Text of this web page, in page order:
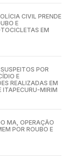
CIVIL PRENDE
E
EM
POR
E
REALIZADAS EM
ITAPECURU-MIRIM
MA, OPERAÇÃO
POR ROUBO E